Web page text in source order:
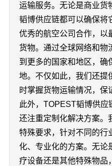
运输服务。无论是商业货
韬博供应链都可以确保将
优秀的航空公司合作，以
货物。通过全球网络和物
到更多的国家和地区，确
地。不仅如此，我们还提
时掌握货物运输情况，保
此外，TOPEST韬博供
还注重定制化解决方案。
特殊要求，针对不同的行
化、专业化的方案。无论
疗设备还是其他特殊物品